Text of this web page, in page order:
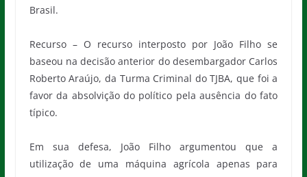
Brasil.
Recurso – O recurso interposto por João Filho se
baseou na decisão anterior do desembargador Carlos
Roberto Araújo, da Turma Criminal do TJBA, que foi a
favor da absolvição do político pela ausência do fato
típico.
Em sua defesa, João Filho argumentou que a
utilização de uma máquina agrícola apenas para